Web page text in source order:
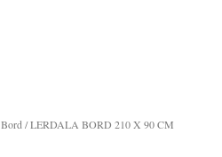
Bord/ LERDALA BORD 210 X 90 CM